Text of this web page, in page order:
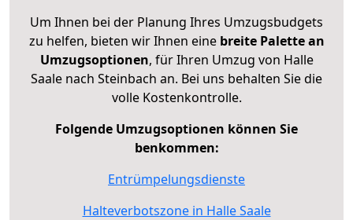
Um Ihnen bei der Planung Ihres Umzugsbudgets
zu helfen, bieten wir Ihnen eine breite Palette an
Umzugsoptionen, für Ihren Umzug von Halle
Saale nach Steinbach an. Bei uns behalten Sie die
volle Kostenkontrolle.
Folgende Umzugsoptionen können Sie
benkommen:
Entrümpelungsdienste
Halteverbotszone in Halle Saale